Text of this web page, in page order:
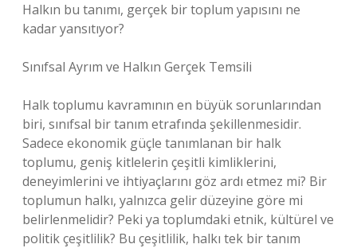
Halkın bu tanımı, gerçek bir toplum yapısını ne
kadar yansıtıyor?
Sınıfsal Ayrım ve Halkın Gerçek Temsili
Halk toplumu kavramının en büyük sorunlarından
biri, sınıfsal bir tanım etrafında şekillenmesidir.
Sadece ekonomik güçle tanımlanan bir halk
toplumu, geniş kitlelerin çeşitli kimliklerini,
deneyimlerini ve ihtiyaçlarını göz ardı etmez mi? Bir
toplumun halkı, yalnızca gelir düzeyine göre mi
belirlenmelidir? Peki ya toplumdaki etnik, kültürel ve
politik çeşitlilik? Bu çeşitlilik, halkı tek bir tanım